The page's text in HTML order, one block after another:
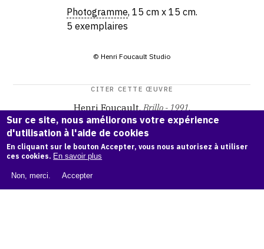
Photogramme, 15 cm x 15 cm.
5 exemplaires
© Henri Foucault Studio
CITER CETTE ŒUVRE
Henri Foucault, Brillo - 1991.
Catalogue raisonné Henri Foucault, OAM.ark:38997/o1pz
zs
COPIER LA CITATION
Sur ce site, nous améliorons votre expérience
d'utilisation à l'aide de cookies
En cliquant sur le bouton Accepter, vous nous autorisez à utiliser
ces cookies. En savoir plus
Non, merci. Accepter